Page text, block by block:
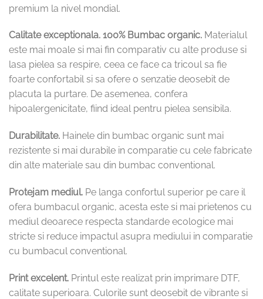
premium la nivel mondial.
Calitate exceptionala. 100% Bumbac organic. Materialul
este mai moale si mai fin comparativ cu alte produse si
lasa pielea sa respire, ceea ce face ca tricoul sa fie
foarte confortabil si sa ofere o senzatie deosebit de
placuta la purtare. De asemenea, confera
hipoalergenicitate, fiind ideal pentru pielea sensibila.
Durabilitate. Hainele din bumbac organic sunt mai
rezistente si mai durabile in comparatie cu cele fabricate
din alte materiale sau din bumbac conventional.
Protejam mediul. Pe langa confortul superior pe care il
ofera bumbacul organic, acesta este si mai prietenos cu
mediul deoarece respecta standarde ecologice mai
stricte si reduce impactul asupra mediului in comparatie
cu bumbacul conventional.
Print excelent. Printul este realizat prin imprimare DTF,
calitate superioara. Culorile sunt deosebit de vibrante si